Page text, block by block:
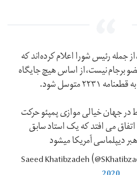
جمله رئیس شورا اعلام کرده‌اند که
برجام‌ نیست،از اساس هیچ جایگاه
۲۲۳۱ متوسل شود.
جهان خیالی موازی پمپئو حرکت
می افتد که یک استاد سابق
دیپلماسی آمریکا میشود